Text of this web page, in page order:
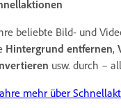
beliebte Bild- und
Hintergrund entfernen,
usw. durch –
mehr über